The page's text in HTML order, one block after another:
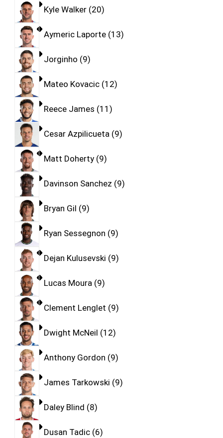
Kyle Walker 20
Aymeric Laporte 13
Jorginho 9
Mateo Kovacic 12
Reece James 11
Cesar Azpilicueta 9
Matt Doherty 9
Davinson Sanchez 9
Bryan Gil 9
Ryan Sessegnon 9
Dejan Kulusevski 9
Lucas Moura 9
Clement Lenglet 9
Dwight McNeil 12
Anthony Gordon 9
James Tarkowski 9
Daley Blind 8
Dusan Tadic 6